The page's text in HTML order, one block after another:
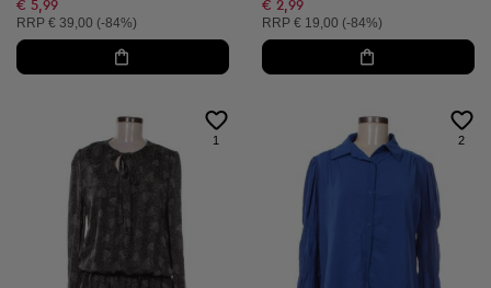
Reduzierter Preis:
€ 5,99
Unverbindliche Preisempfehlung:
RRP € 39,00 (-84%)
Reduzierter Preis:
€ 2,99
Unverbindliche Preisempfehlung:
RRP € 19,00 (-84%)
1 2